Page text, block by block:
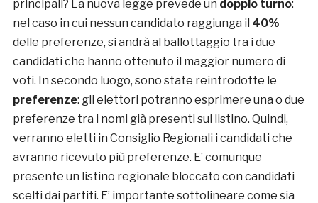
principali? La nuova legge prevede un doppio turno:
nel caso in cui nessun candidato raggiunga il 40%
delle preferenze, si andrà al ballottaggio tra i due
candidati che hanno ottenuto il maggior numero di
voti. In secondo luogo, sono state reintrodotte le
preferenze: gli elettori potranno esprimere una o due
preferenze tra i nomi già presenti sul listino. Quindi,
verranno eletti in Consiglio Regionali i candidati che
avranno ricevuto più preferenze. E’ comunque
presente un listino regionale bloccato con candidati
scelti dai partiti. E’ importante sottolineare come sia